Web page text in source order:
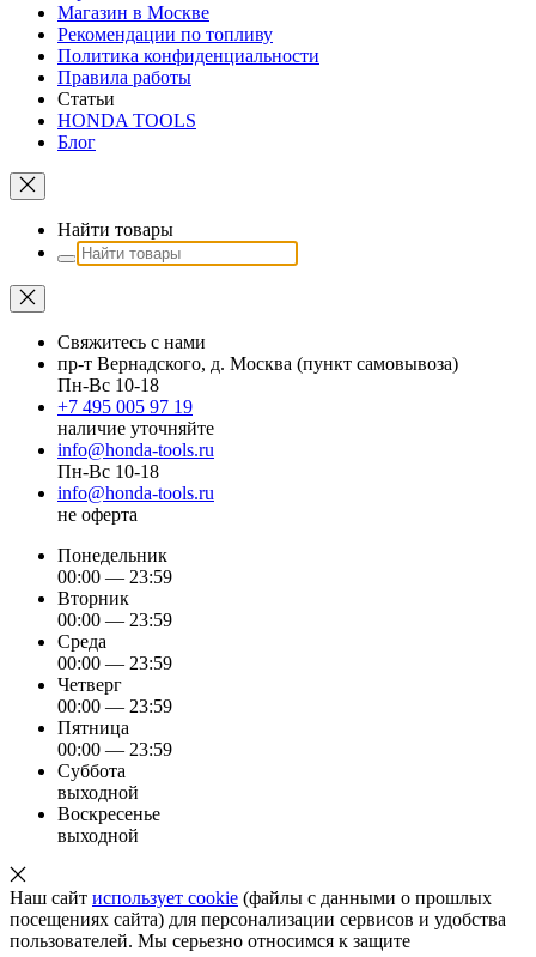
Магазин в Москве
Рекомендации по топливу
Политика конфиденциальности
Правила работы
Статьи
HONDA TOOLS
Блог
Найти товары
Свяжитесь с нами
пр-т Вернадского, д. Москва (пункт самовывоза)
Пн-Вс 10-18
+7 495 005 97 19
наличие уточняйте
info@honda-tools.ru
Пн-Вс 10-18
info@honda-tools.ru
не оферта
Понедельник
00:00 — 23:59
Вторник
00:00 — 23:59
Среда
00:00 — 23:59
Четверг
00:00 — 23:59
Пятница
00:00 — 23:59
Суббота
выходной
Воскресенье
выходной
Наш сайт использует cookie (файлы с данными о прошлых
посещениях сайта) для персонализации сервисов и удобства
пользователей. Мы серьезно относимся к защите